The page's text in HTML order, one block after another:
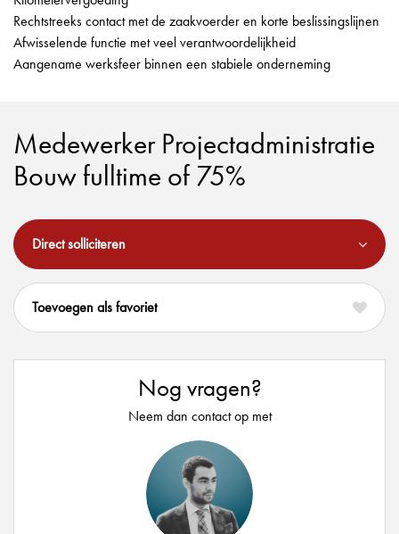
Rechtstreeks contact met de zaakvoerder en korte beslissingslijnen
Afwisselende functie met veel verantwoordelijkheid
Aangename werksfeer binnen een stabiele onderneming
Medewerker Projectadministratie
Bouw fulltime of 75%
Direct solliciteren
favoriet
Nog vragen?
Neem dan contact op met